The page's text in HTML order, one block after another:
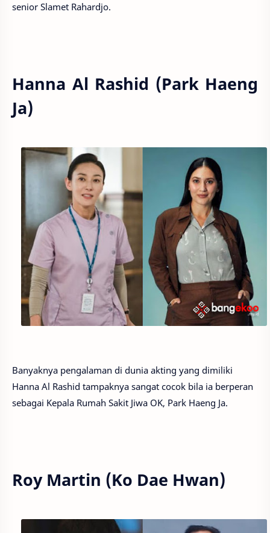
senior Slamet Rahardjo.
Hanna Al Rashid (Park Haeng
Ja)
Banyaknya pengalaman di dunia akting yang dimiliki
Hanna Al Rashid tampaknya sangat cocok bila ia berperan
sebagai Kepala Rumah Sakit Jiwa OK, Park Haeng Ja.
Roy Martin (Ko Dae Hwan)